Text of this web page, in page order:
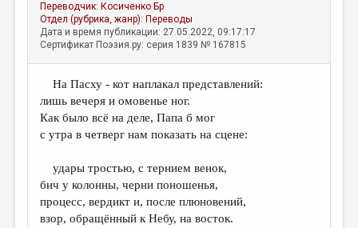
КОММЕНТАРИИ
ЛИТСАЛОН
ПРАВИЛА САЙТА
ОТДЕЛЫ И РУБРИКИ
ДАЙДЖЕСТ
ПРОИЗВЕДЕНИЯ
Переводчик: Косиченко Бр
Отдел (рубрика, жанр): Переводы
Дата и время публикации: 27.05.2022, 09:17:17
Сертификат Поэзия.ру: серия 1839 № 167815
На Пасху - кот наплакал представлений:
лишь вечеря и омовенье ног.
Как было всё на деле, Папа б мог
с утра в четверг нам показать на сцене:
удары тростью, с тернием венок,
бич у колонны, черни поношенья,
процесс, вердикт и, после плюновений,
взор, обращённый к Небу, на восток.